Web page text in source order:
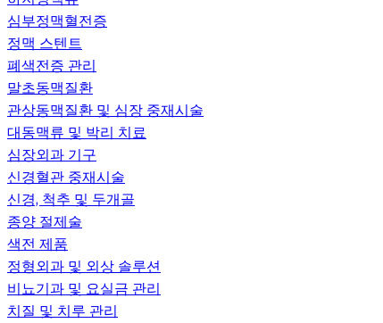
심부정맥혈전증
정맥 스텐트
폐색전증 관리
말초동맥질환
관상동맥질환 및 심장 중재시술
대동맥류 및 박리 치료
심장외과 기구
신경혈관 중재시술
신경, 척추 및 두개골
종양 절제술
색전 제품
정형외과 및 외상 솔루션
비뇨기과 및 요실금 관리
치질 및 치루 관리